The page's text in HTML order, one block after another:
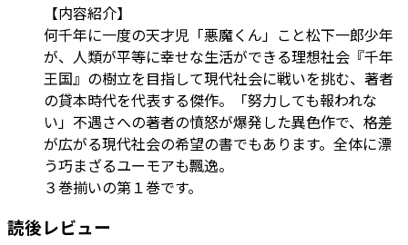
【内容紹介】
何千年に一度の天才児「悪魔くん」こと松下一郎少年
が、人類が平等に幸せな生活ができる理想社会『千年
王国』の樹立を目指して現代社会に戦いを挑む、著者
の貸本時代を代表する傑作。「努力しても報われな
い」不遇さへの著者の憤怒が爆発した異色作で、格差
が広がる現代社会の希望の書でもあります。全体に漂
う巧まざるユーモアも飄逸。
３巻揃いの第１巻です。
読後レビュー